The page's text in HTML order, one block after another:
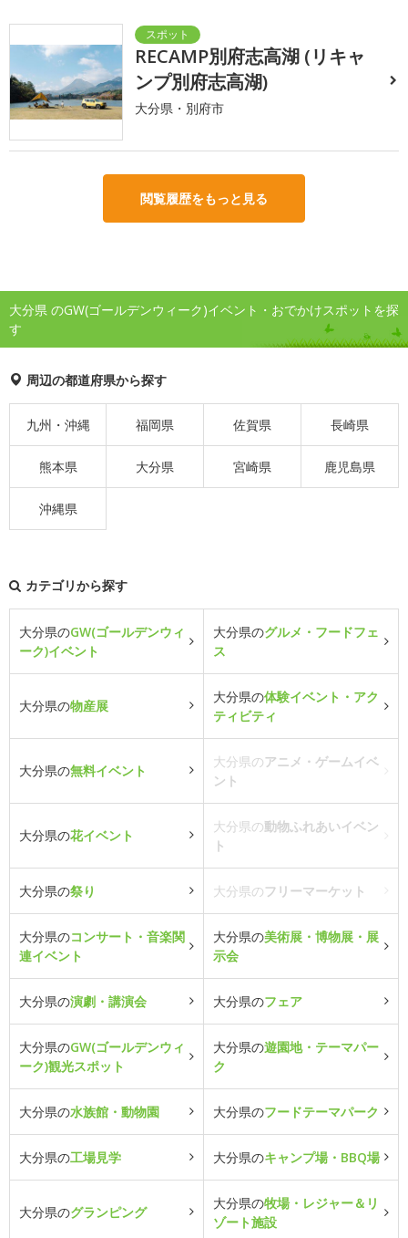
RECAMP別府志高湖 (リキャ
ンプ別府志高湖)
大分県・別府市
閲覧履歴をもっと見る
大分県 のGW(ゴールデンウィーク)イベント・おでかけスポットを探
す
周辺の都道府県から探す
九州・沖縄 福岡県 佐賀県 長崎県
熊本県 大分県 宮崎県 鹿児島県
沖縄県
カテゴリから探す
大分県のGW(ゴールデンウィ
ーク)イベント
大分県のグルメ・フードフェ
ス
大分県の物産展
大分県の体験イベント・アク
ティビティ
大分県の無料イベント
大分県のアニメ・ゲームイベ
ント
大分県の花イベント
大分県の動物ふれあいイベン
ト
大分県の祭り 大分県のフリーマーケット
大分県のコンサート・音楽関
連イベント
大分県の美術展・博物展・展
示会
大分県の演劇・講演会 大分県のフェア
大分県のGW(ゴールデンウィ
ーク)観光スポット
大分県の遊園地・テーマパー
ク
大分県の水族館・動物園 大分県のフードテーマパーク
大分県の工場見学 大分県のキャンプ場・BBQ場
大分県のグランピング
大分県の牧場・レジャー＆リ
ゾート施設